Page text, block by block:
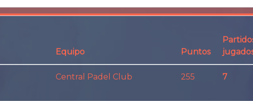
Equipo Puntos
Central Padel Club 255 7